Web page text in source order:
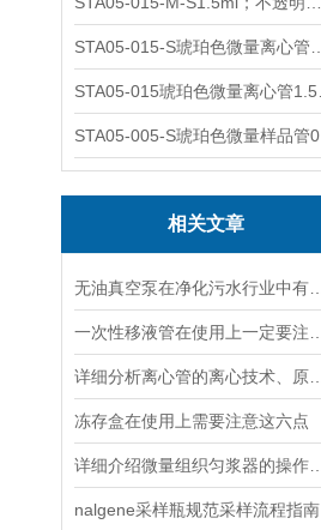
相关文章
冻存盒在使用上需要注意这六点
nalgene采样瓶规范采样流程指南